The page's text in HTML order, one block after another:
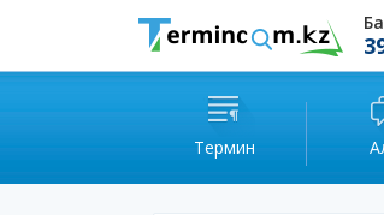
Термин